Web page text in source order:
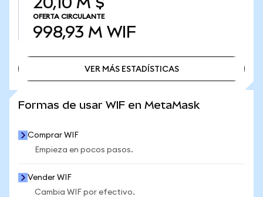
OFERTA CIRCULANTE
998,93 M WIF
VER MÁS ESTADÍSTICAS
Formas de usar WIF en MetaMask
Comprar WIF
Empieza en pocos pasos.
Vender WIF
Cambia WIF por efectivo.